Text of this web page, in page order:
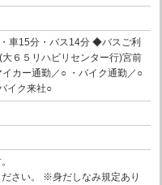
車15分・バス14分 ◆バスご利
６５リハビリセンター行)宮前
カー通勤／○ ・バイク通勤／○
イク来社○
さい。 ※身だしなみ規定あり